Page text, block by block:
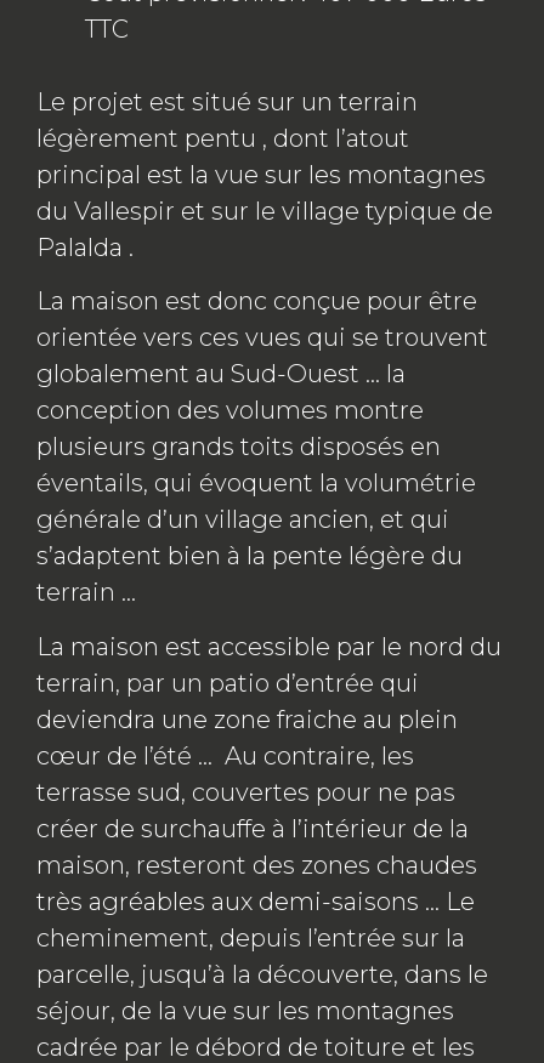
TTC
Le projet est situé sur un terrain
légèrement pentu , dont l’atout
principal est la vue sur les montagnes
du Vallespir et sur le village typique de
Palalda .
La maison est donc conçue pour être
orientée vers ces vues qui se trouvent
globalement au Sud-Ouest … la
conception des volumes montre
plusieurs grands toits disposés en
éventails, qui évoquent la volumétrie
générale d’un village ancien, et qui
s’adaptent bien à la pente légère du
terrain …
La maison est accessible par le nord du
terrain, par un patio d’entrée qui
deviendra une zone fraiche au plein
cœur de l’été … Au contraire, les
terrasse sud, couvertes pour ne pas
créer de surchauffe à l’intérieur de la
maison, resteront des zones chaudes
très agréables aux demi-saisons … Le
cheminement, depuis l’entrée sur la
parcelle, jusqu’à la découverte, dans le
séjour, de la vue sur les montagnes
cadrée par le débord de toiture et les